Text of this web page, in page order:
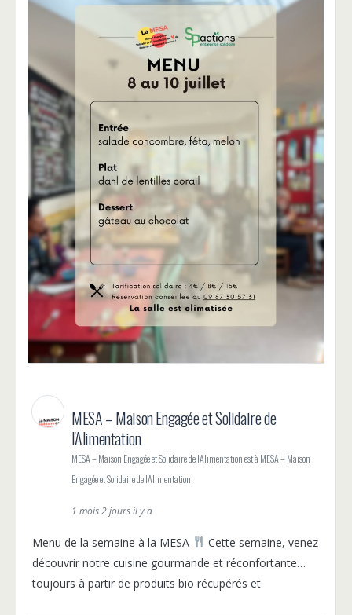
MESA – Maison Engagée et Solidaire de
l'Alimentation
MESA – Maison Engagée et Solidaire de l'Alimentation est à MESA – Maison
Engagée et Solidaire de l'Alimentation.
1 mois 2 jours il y a
Menu de la semaine à la MESA
Cette semaine, venez
découvrir notre cuisine gourmande et réconfortante…
toujours à partir de produits bio récupérés et